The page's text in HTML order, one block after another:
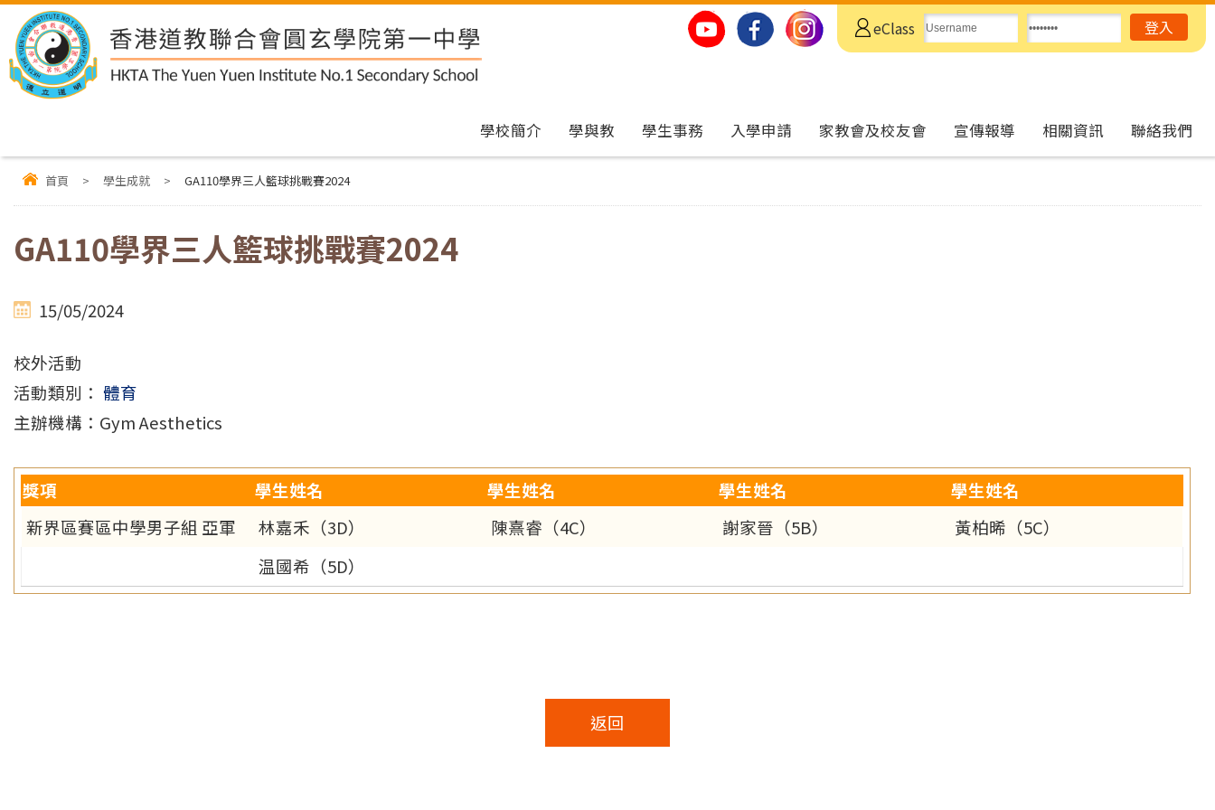
eClass
學校簡介 學與教 學生事務 入學申請 家教會及校友會 宣傳報導 相關資訊 聯絡我們
首頁 > 學生成就 > GA110學界三人籃球挑戰賽2024
GA110學界三人籃球挑戰賽2024
15/05/2024
校外活動
活動類別： 體育
主辦機構：Gym Aesthetics
獎項 學生姓名 學生姓名 學生姓名
學生姓名
新界區賽區中學男子組 亞軍
林嘉禾（3D） 陳熹睿（4C） 謝家晉（5B）
黃柏晞（5C）
温國希（5D）
返回